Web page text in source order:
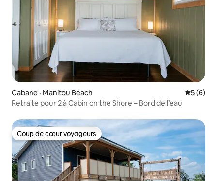
Cabane · Manitou Beach Note
5 (6)
Retraite pour 2 à Cabin on the Shore – Bord de l’eau
Coup de cœur voyageurs
Coup de cœur voyageurs